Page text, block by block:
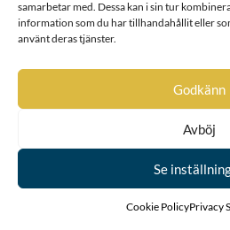
samarbetar med. Dessa kan i sin tur
information som du har tillhandahållit eller
använt deras tjänster.
Godkänn
Avböj
Se
Cookie PolicyPrivacy
31
Björnklou
32
Stålarm
33
Ehrenstéen
35
Ekeblad
40
Gyllenhierta
Hinsebergs-släkten